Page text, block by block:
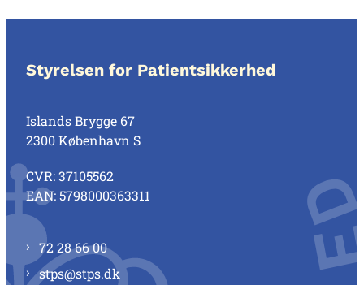
Styrelsen for Patientsikkerhed
Islands Brygge 67
2300 København S
CVR: 37105562
EAN: 5798000363311
72 28 66 00
stps@stps.dk